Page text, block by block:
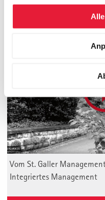
gesammelt haben.
Management Valley St.
Vom St. Galler
Integriertes Management